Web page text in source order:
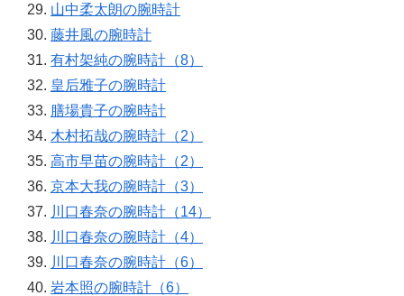
山中柔太朗の腕時計
藤井風の腕時計
有村架純の腕時計（8）
皇后雅子の腕時計
膳場貴子の腕時計
木村拓哉の腕時計（2）
高市早苗の腕時計（2）
京本大我の腕時計（3）
川口春奈の腕時計（14）
川口春奈の腕時計（4）
川口春奈の腕時計（6）
岩本照の腕時計（6）